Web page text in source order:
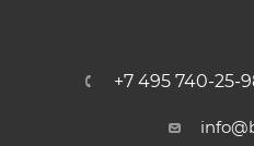
+7 495 740-25-